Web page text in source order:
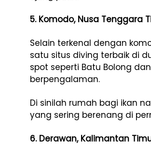
5. Komodo, Nusa Tenggara
Selain terkenal dengan
satu situs diving terbaik di
spot seperti Batu Bolong
berpengalaman.
Di sinilah rumah bagi ikan
yang sering berenang di
6. Derawan, Kalimantan